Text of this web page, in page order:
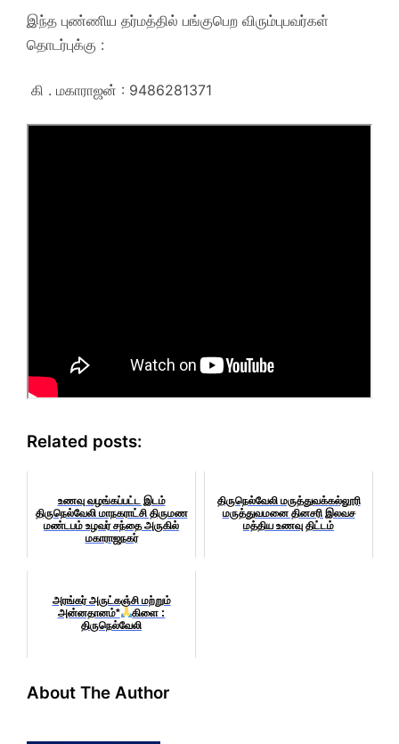
இந்த புண்ணிய தர்மத்தில் பங்குபெற விரும்புபவர்கள்
தொடர்புக்கு :
கி . மகாராஜன் : 9486281371
Related posts:
உணவு வழங்கப்பட்ட இடம்
திருநெல்வேலி மாநகராட்சி திருமண
மண்டபம் உழவர் சந்தை அருகில்
மகாராஜநகர்
திருநெல்வேலி மருத்துவக்கல்லூரி
மருத்துவமனை தினசரி இலவச
மத்திய உணவு திட்டம்
அரங்கர் அருட்கஞ்சி மற்றும்
அன்னதானம்*
கிளை :
திருநெல்வேலி
About The Author